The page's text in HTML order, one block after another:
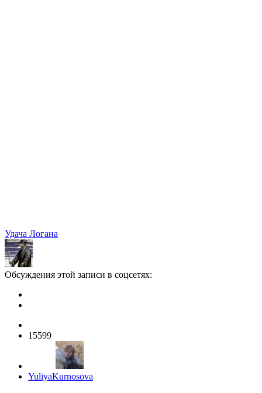
Удача Логана
Обсуждения этой записи в соцсетях:
15599
YuliyaKurnosova